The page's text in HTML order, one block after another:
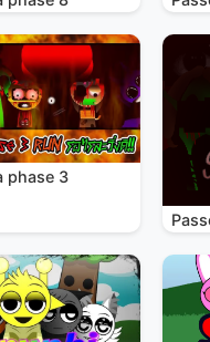
phase 3